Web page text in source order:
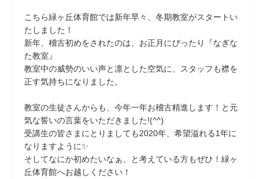
こちら緑ヶ丘体育館では新年早々、冬期教室がスタートい
たしました！
新年、稽古初めをされたのは、お正月にぴったり『なぎな
た教室』
教室中の威勢のいい声と凛とした空気に、スタッフも襟を
正す気持ちになりました。
教室の生徒さんからも、今年一年お稽古精進します！と元
気な誓いの言葉をいただきました!(^^)
受講生の皆さまにとりましても2020年、希望溢れる1年に
なりますように✨
そしてなにか初めたいなぁ、と考えている方もぜひ！緑ヶ
丘体育館へお越しください！